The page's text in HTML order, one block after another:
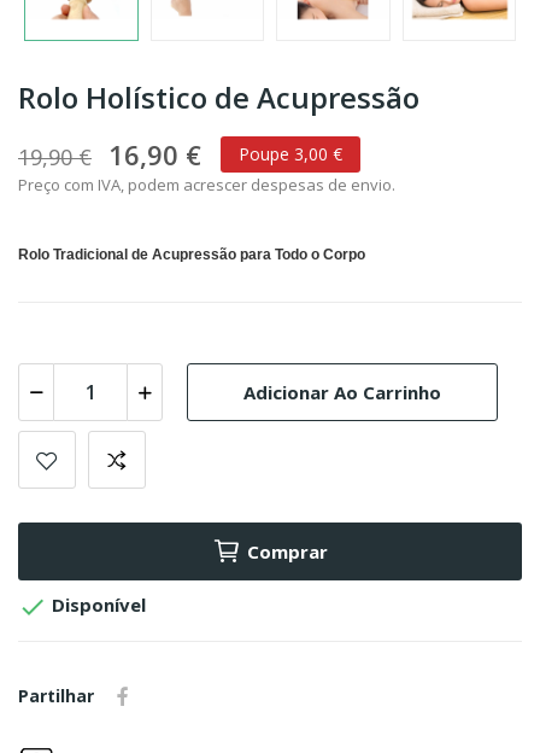
Rolo Holístico de Acupressão
19,90 € 16,90 € Poupe 3,00 €
Preço com IVA, podem acrescer despesas de envio.
Rolo Tradicional de Acupressão para Todo o Corpo
Adicionar Ao Carrinho
Comprar
 Disponível
Partilhar